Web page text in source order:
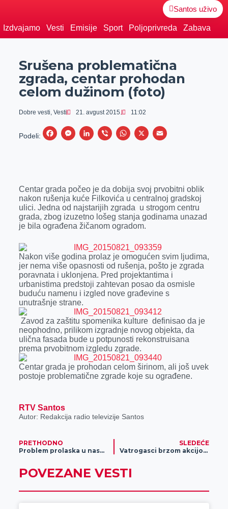
Santos uživo
Izdvajamo Vesti Emisije Sport Poljoprivreda Zabava
Srušena problematična
zgrada, centar prohodan
celom dužinom (foto)
Dobre vesti, Vesti 21. avgust 2015. 11:02
Podeli:
F
b
o
o
M
e
n
g
r
L
e
d
I
V
r
W
s
A
p
X
E
l
Centar grada počeo je da dobija svoj prvobitni oblik
nakon rušenja kuće Filkovića u centralnoj gradskoj
ulici. Jedna od najstarijih zgrada u strogom centru
grada, zbog izuzetno lošeg stanja godinama unazad
je bila ograđena žičanom ogradom.
Nakon više godina prolaz je omogućen svim ljudima,
jer nema više opasnosti od rušenja, pošto je zgrada
poravnata i uklonjena. Pred projektantima i
urbanistima predstoji zahtevan posao da osmisle
buduću namenu i izgled nove građevine s
unutrašnje strane.
Zavod za zaštitu spomenika kulture definisao da je
neophodno, prilikom izgradnje novog objekta, da
ulična fasada bude u potpunosti rekonstruisana
prema prvobitnom izgledu zgrade.
Centar grada je prohodan celom širinom, ali još uvek
postoje problematične zgrade koje su ograđene.
RTV Santos
Autor: Redakcija radio televizije Santos
PRETHODNO
Problem prolaska u naselju Berbersko (foto)
SLEDEĆE
Vatrogasci brzom akcijom spasili devojku sa 4. sprata
POVEZANE VESTI